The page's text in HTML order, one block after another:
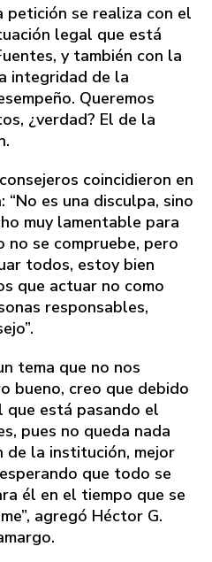
petición se realiza con el
legal que está
y también con la
integridad de la
Queremos
¿verdad? El de la
coincidieron en
es una disculpa, sino
muy lamentable para
no se compruebe, pero
todos, estoy bien
que actuar no como
responsables,
tema que no nos
bueno, creo que debido
está pasando el
pues no queda nada
de la institución, mejor
que todo se
él en el tiempo que se
agregó Héctor G.